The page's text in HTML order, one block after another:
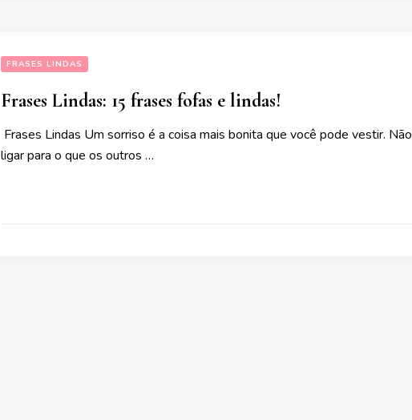
FRASES LINDAS
Frases Lindas: 15 frases fofas e lindas!
Frases Lindas Um sorriso é a coisa mais bonita que você pode vestir. Não
ligar para o que os outros …